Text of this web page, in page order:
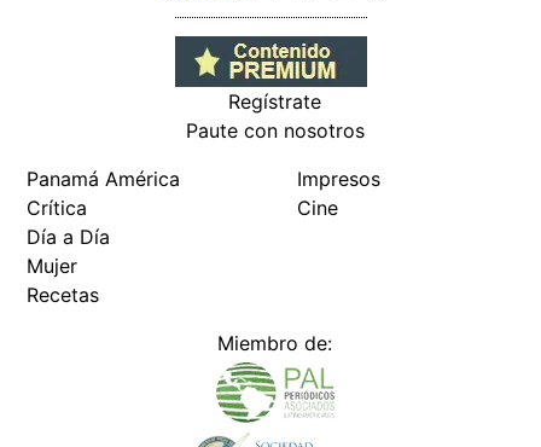
Regístrate
Paute con nosotros
Panamá América
Crítica
Día a Día
Mujer
Recetas
Impresos
Cine
Miembro de: